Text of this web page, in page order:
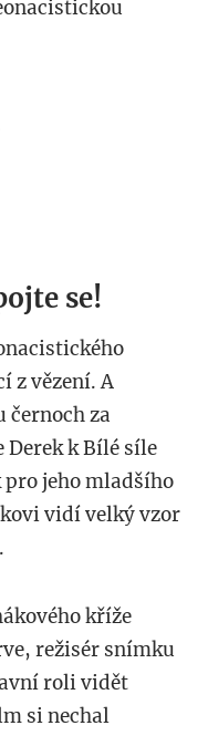
se!
z vězení. A
černoch za
k Bílé síle
pro jeho mladšího
vidí velký vzor
kříže
režisér snímku
roli vidět
si nechal